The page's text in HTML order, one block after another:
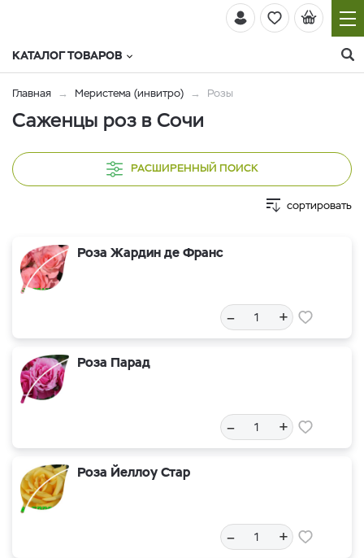
КАТАЛОГ ТОВАРОВ
Главная Меристема (инвитро) Розы
Саженцы роз в Сочи
РАСШИРЕННЫЙ ПОИСК
сортировать
Роза Жардин де Франс
– +
Роза Парад
– +
Роза Йеллоу Стар
– +